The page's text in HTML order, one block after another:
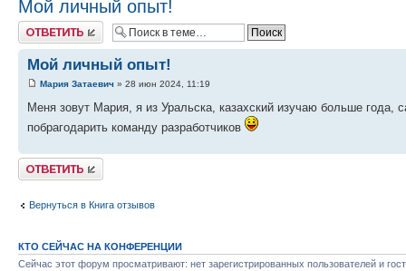
Мой личный опыт!
Ответить
Мой личный опыт!
Мария Затаевич » 28 июн 2024, 11:19
Меня зовут Мария, я из Уральска, казахский изучаю больше года,
побрагодарить команду разработчиков
Ответить
Вернуться в Книга отзывов
КТО СЕЙЧАС НА КОНФЕРЕНЦИИ
Сейчас этот форум просматривают: нет зарегистрированных пользователей и